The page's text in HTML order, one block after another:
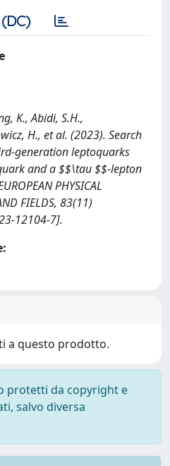
K., Abidi, S.H.,
H., et al. (2023). Search
generation leptoquarks
and a $$\tau $$-lepton
PHYSICAL
FIELDS, 83(11)
12104-7].
a questo prodotto.
protetti da copyright e
salvo diversa